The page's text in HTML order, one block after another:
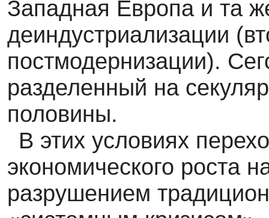
Западная Европа и та
деиндустриализации
постмодернизации).
разделенный на
половины.
В этих условиях
экономического роста
разрушением